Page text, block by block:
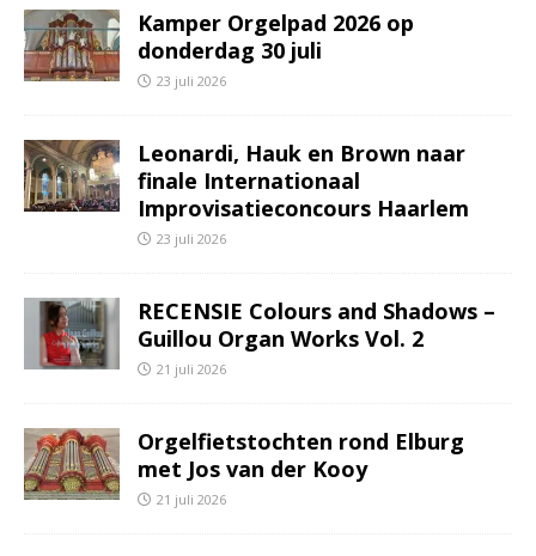
Kamper Orgelpad 2026 op
donderdag 30 juli
23 juli 2026
Leonardi, Hauk en Brown naar
finale Internationaal
Improvisatieconcours Haarlem
23 juli 2026
RECENSIE Colours and Shadows –
Guillou Organ Works Vol. 2
21 juli 2026
Orgelfietstochten rond Elburg
met Jos van der Kooy
21 juli 2026